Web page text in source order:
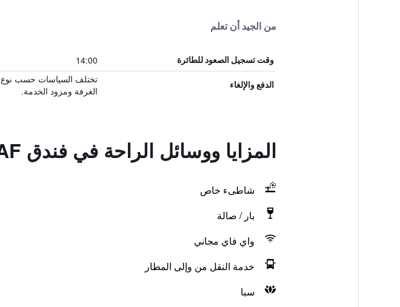
من الجيد أن تعلم
وقت تسجيل الصعود للطائرة 14:00
الدفع والإلغاء
تختلف السياسات حسب نوع
الغرفة ومزود الخدمة.
المزايا ووسائل الراحة في فندق AF أكوا بارك
شاطىء خاص
بار / صالة
واي فاي مجاني
خدمة النقل من وإلى المطار
سبا